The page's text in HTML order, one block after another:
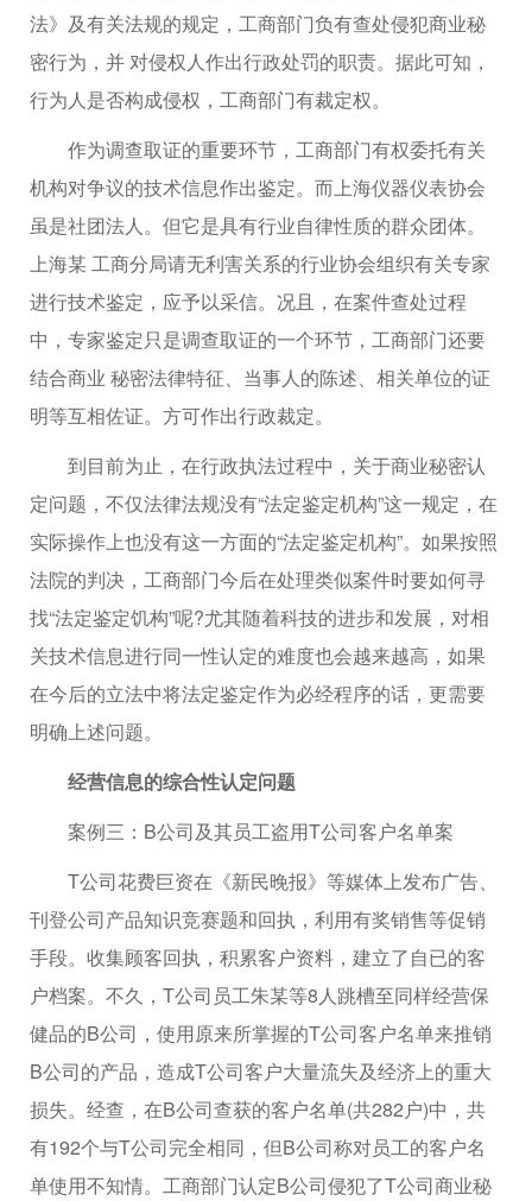
法》及有关法规的规定，工商部门负有查处侵犯商业秘
密行为，并 对侵权人作出行政处罚的职责。据此可知，
行为人是否构成侵权，工商部门有裁定权。
作为调查取证的重要环节，工商部门有权委托有关
机构对争议的技术信息作出鉴定。而上海仪器仪表协会
虽是社团法人。但它是具有行业自律性质的群众团体。
上海某 工商分局请无利害关系的行业协会组织有关专家
进行技术鉴定，应予以采信。况且，在案件查处过程
中，专家鉴定只是调查取证的一个环节，工商部门还要
结合商业 秘密法律特征、当事人的陈述、相关单位的证
明等互相佐证。方可作出行政裁定。
到目前为止，在行政执法过程中，关于商业秘密认
定问题，不仅法律法规没有“法定鉴定机构”这一规定，在
实际操作上也没有这一方面的“法定鉴定机构”。如果按照
法院的判决，工商部门今后在处理类似案件时要如何寻
找“法定鉴定饥构”呢?尤其随着科技的进步和发展，对相
关技术信息进行同一性认定的难度也会越来越高，如果
在今后的立法中将法定鉴定作为必经程序的话，更需要
明确上述问题。
经营信息的综合性认定问题
案例三：B公司及其员工盗用T公司客户名单案
T公司花费巨资在《新民晚报》等媒体上发布广告、
刊登公司产品知识竞赛题和回执，利用有奖销售等促销
手段。收集顾客回执，积累客户资料，建立了自已的客
户档案。不久，T公司员工朱某等8人跳槽至同样经营保
健品的B公司，使用原来所掌握的T公司客户名单来推销
B公司的产品，造成T公司客户大量流失及经济上的重大
损失。经查，在B公司查获的客户名单(共282户)中，共
有192个与T公司完全相同，但B公司称对员工的客户名
单使用不知情。工商部门认定B公司侵犯了T公司商业秘